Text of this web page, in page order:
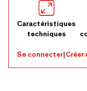
Caractéristiques
techniques
Se connecter|Créer